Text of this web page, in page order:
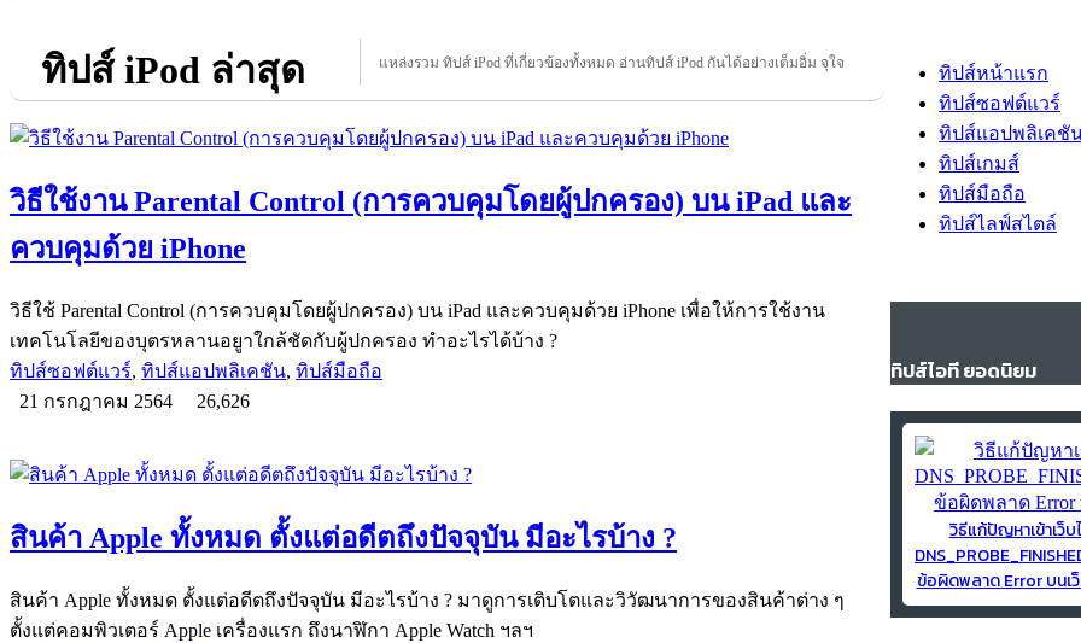
ทิปส์ iPod ล่าสุด แหล่งรวม ทิปส์ iPod ที่เกี่ยวข้องทั้งหมด อ่านทิปส์ iPod กันได้อย่างเต็มอิ่ม จุใจ
วิธีใช้งาน Parental Control (การควบคุมโดยผู้ปกครอง) บน iPad และ
ควบคุมด้วย iPhone
วิธีใช้ Parental Control (การควบคุมโดยผู้ปกครอง) บน iPad และควบคุมด้วย iPhone เพื่อให้การใช้งาน
เทคโนโลยีของบุตรหลานอยูาใกล้ชัดกับผู้ปกครอง ทำอะไรได้บ้าง ?
ทิปส์ซอฟต์แวร์, ทิปส์แอปพลิเคชัน, ทิปส์มือถือ
21 กรกฎาคม 2564
26,626
สินค้า Apple ทั้งหมด ตั้งแต่อดีตถึงปัจจุบัน มีอะไรบ้าง ?
สินค้า Apple ทั้งหมด ตั้งแต่อดีตถึงปัจจุบัน มีอะไรบ้าง ? มาดูการเติบโตและวิวัฒนาการของสินค้าต่าง ๆ
ตั้งแต่คอมพิวเตอร์ Apple เครื่องแรก ถึงนาฬิกา Apple Watch ฯลฯ
ทิปส์หน้าแรก
ทิปส์ซอฟต์แวร์
ทิปส์แอปพลิเคชั
ทิปส์เกมส์
ทิปส์มือถือ
ทิปส์ไลฟ์สไตล์
ทิปส์ไอที ยอดนิยม
วิธีแก้ปัญหาเข้าเว็บ
ข้อผิดพลาด Error บนเว็